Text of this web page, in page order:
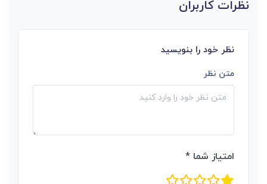
نظرات کاربران
نظر خود را بنویسید
متن نظر
امتیاز شما *